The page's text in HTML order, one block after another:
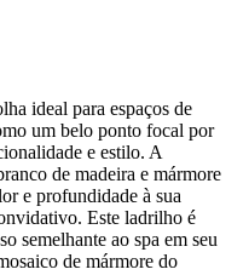
ideal para espaços de
um belo ponto focal por
e estilo. A
de madeira e mármore
e profundidade à sua
Este ladrilho é
semelhante ao spa em seu
de mármore do